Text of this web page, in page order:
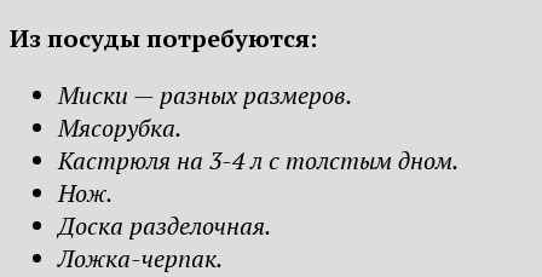
Из посуды потребуются:
Миски — разных размеров.
Мясорубка.
Кастрюля на 3-4 л с толстым дном.
Нож.
Доска разделочная.
Ложка-черпак.